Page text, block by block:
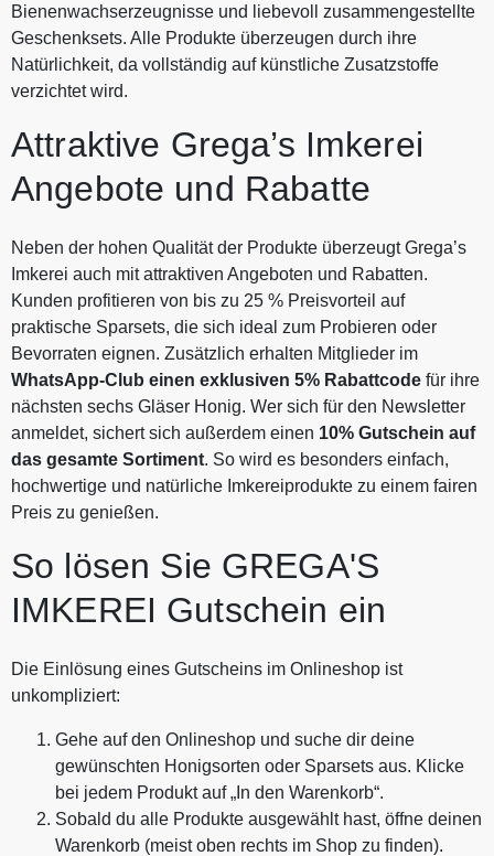
Bienenwachserzeugnisse und liebevoll zusammengestellte
Geschenksets. Alle Produkte überzeugen durch ihre
Natürlichkeit, da vollständig auf künstliche Zusatzstoffe
verzichtet wird.
Attraktive Grega’s Imkerei
Angebote und Rabatte
Neben der hohen Qualität der Produkte überzeugt Grega’s
Imkerei auch mit attraktiven Angeboten und Rabatten.
Kunden profitieren von bis zu 25 % Preisvorteil auf
praktische Sparsets, die sich ideal zum Probieren oder
Bevorraten eignen. Zusätzlich erhalten Mitglieder im
WhatsApp-Club einen exklusiven 5% Rabattcode für ihre
nächsten sechs Gläser Honig. Wer sich für den Newsletter
anmeldet, sichert sich außerdem einen 10% Gutschein auf
das gesamte Sortiment. So wird es besonders einfach,
hochwertige und natürliche Imkereiprodukte zu einem fairen
Preis zu genießen.
So lösen Sie GREGA'S
IMKEREI Gutschein ein
Die Einlösung eines Gutscheins im Onlineshop ist
unkompliziert:
Gehe auf den Onlineshop und suche dir deine
gewünschten Honigsorten oder Sparsets aus. Klicke
bei jedem Produkt auf „In den Warenkorb“.
Sobald du alle Produkte ausgewählt hast, öffne deinen
Warenkorb (meist oben rechts im Shop zu finden).